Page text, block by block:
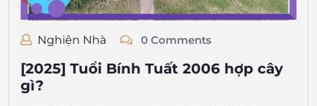
Nghiện Nhà 0 Comments
[2025] Tuổi Bính Tuất 2006 hợp cây
gì?